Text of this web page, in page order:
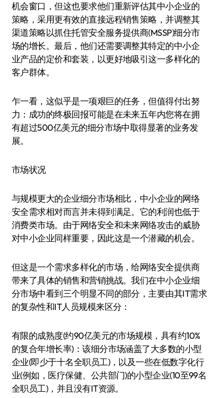
机会窗口，但这也要求他们重新评估其中小企业的
策略，采用更有效的直接远程销售策略，并调整其
渠道策略以抓住托管安全服务提供商(MSSP)细分市
场的增长。最后，他们还需要调整其特定的中小企
业产品的定价和套装，以更好地吸引这一多样化的
客户群体。
乍一看，这似乎是一项艰巨的任务，但值得付出努
力：成功的终极回报可能是在未来五年内您将在拥
有超过500亿美元的细分市场中取得显著的业务发
展。
市场状况
与规模更大的企业细分市场相比，中小企业的网络
安全需求相对而言并未得到满足。它的利润也低于
消费类市场。由于网络安全和未来网络攻击的威胁
对中小企业同样重要，因此这是一个潜藏的机会。
但这是一个需求多样化的市场，给网络安全提供商
带来了具体的销售和营销挑战。我们在中小企业细
分市场中看到三个明显不同的部分，主要由其IT需求
的复杂性和IT人员规模来区分：
有限的成熟度(约90亿美元的市场规模，具有约10%
的复合年增长率)：该细分市场涵盖了大多数的小型
企业(即少于十名全职员工)，以及一些在低数字化行
业(例如，医疗保健、公共部门)的小型企业(10至99名
全职员工)，并且没有IT资源。